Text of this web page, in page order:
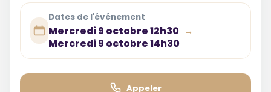
Dates de l'événement
Mercredi 9 octobre 12h30 →
Mercredi 9 octobre 14h30
Appeler